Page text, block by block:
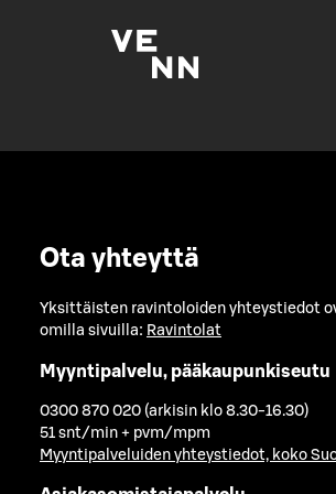
Ota yhteyttä
Yksittäisten ravintoloiden yhteystiedot
omilla sivuilla: Ravintolat
Myyntipalvelu, pääkaupunkiseutu
0300 870 020 (arkisin klo 8.30-16.30)
51 snt/min + pvm/mpm
Myyntipalveluiden yhteystiedot, koko